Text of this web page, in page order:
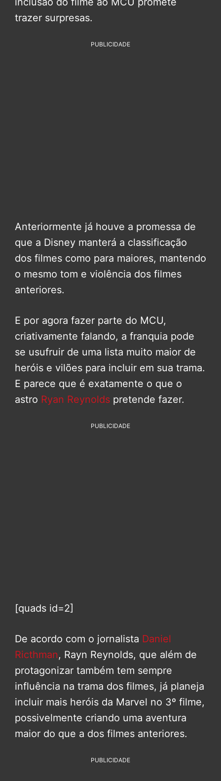
trazer surpresas.
PUBLICIDADE
Anteriormente já houve a promessa de
que a Disney manterá a classificação
dos filmes como para maiores, mantendo
o mesmo tom e violência dos filmes
anteriores.
E por agora fazer parte do MCU,
criativamente falando, a franquia pode
se usufruir de uma lista muito maior de
heróis e vilões para incluir em sua trama.
E parece que é exatamente o que o
astro Ryan Reynolds pretende fazer.
PUBLICIDADE
[quads id=2]
De acordo com o jornalista Daniel
Ricthman, Rayn Reynolds, que além de
protagonizar também tem sempre
influência na trama dos filmes, já planeja
incluir mais heróis da Marvel no 3º filme,
possivelmente criando uma aventura
maior do que a dos filmes anteriores.
PUBLICIDADE